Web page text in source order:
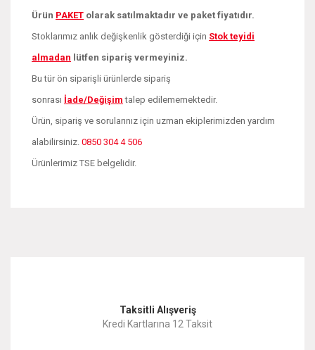
Ürün PAKET olarak satılmaktadır ve paket fiyatıdır.
Stoklarımız anlık değişkenlik gösterdiği için Stok teyidi
almadan lütfen sipariş vermeyiniz.
Bu tür ön siparişli ürünlerde sipariş
sonrası İade/Değişim talep edilememektedir.
Ürün, sipariş ve sorularınız için uzman ekiplerimizden yardım
alabilirsiniz. 0850 304 4 506
Ürünlerimiz TSE belgelidir.
Ürün resmi kalitesiz, bozuk veya görüntülenemiyor.
Taksitli Alışveriş
Kredi Kartlarına 12 Taksit